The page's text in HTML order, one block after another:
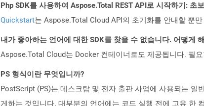
Php SDK를 사용하여 Aspose.Total REST API로 시작하기: 초
Quickstart는 Aspose.Total Cloud API의 초기화를 안내할 뿐
내가 좋아하는 언어에 대한 SDK를 찾을 수 없습니다. 어떻게
Aspose.Total Cloud는 Docker 컨테이너로도 제공됩니다. 필
PS 형식이란 무엇입니까?
PostScript (PS)는 데스크탑 및 전자 출판 사업에 사용되는
게하는 것입니다. 대부분의 언어에는 코드 실행 전에 고유 한